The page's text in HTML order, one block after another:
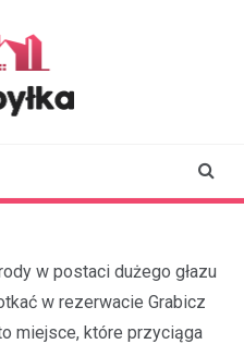
w postaci dużego głazu
w rezerwacie Grabicz
miejsce, które przyciąga